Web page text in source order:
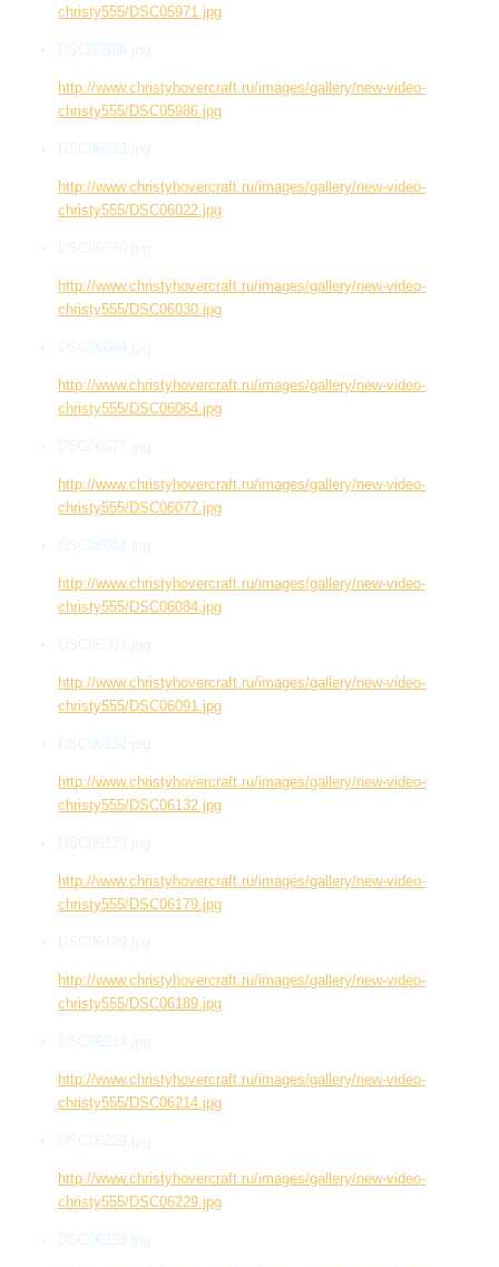
christy555/DSC05971.jpg
DSC05986.jpg
http://www.christyhovercraft.ru/images/gallery/new-video-
christy555/DSC05986.jpg
DSC06022.jpg
http://www.christyhovercraft.ru/images/gallery/new-video-
christy555/DSC06022.jpg
DSC06030.jpg
http://www.christyhovercraft.ru/images/gallery/new-video-
christy555/DSC06030.jpg
DSC06064.jpg
http://www.christyhovercraft.ru/images/gallery/new-video-
christy555/DSC06064.jpg
DSC06077.jpg
http://www.christyhovercraft.ru/images/gallery/new-video-
christy555/DSC06077.jpg
DSC06084.jpg
http://www.christyhovercraft.ru/images/gallery/new-video-
christy555/DSC06084.jpg
DSC06091.jpg
http://www.christyhovercraft.ru/images/gallery/new-video-
christy555/DSC06091.jpg
DSC06132.jpg
http://www.christyhovercraft.ru/images/gallery/new-video-
christy555/DSC06132.jpg
DSC06179.jpg
http://www.christyhovercraft.ru/images/gallery/new-video-
christy555/DSC06179.jpg
DSC06189.jpg
http://www.christyhovercraft.ru/images/gallery/new-video-
christy555/DSC06189.jpg
DSC06214.jpg
http://www.christyhovercraft.ru/images/gallery/new-video-
christy555/DSC06214.jpg
DSC06229.jpg
http://www.christyhovercraft.ru/images/gallery/new-video-
christy555/DSC06229.jpg
DSC06253.jpg